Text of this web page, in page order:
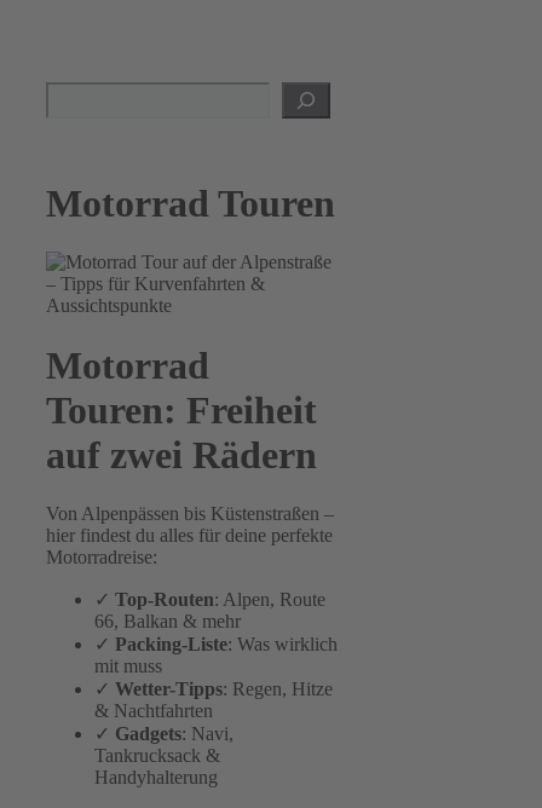
Suchen
Motorrad Touren
Motorrad
Touren: Freiheit
auf zwei Rädern
Von Alpenpässen bis Küstenstraßen –
hier findest du alles für deine perfekte
Motorradreise:
✓ Top-Routen: Alpen, Route
66, Balkan & mehr
✓ Packing-Liste: Was wirklich
mit muss
✓ Wetter-Tipps: Regen, Hitze
& Nachtfahrten
✓ Gadgets: Navi,
Tankrucksack &
Handyhalterung